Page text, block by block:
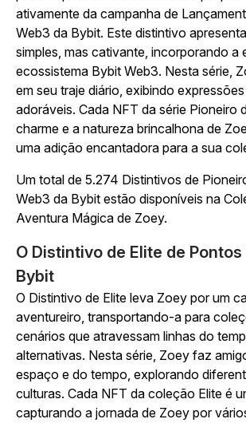
ativamente da campanha de
Web3 da Bybit. Este distintivo
simples, mas cativante, incorporando a
ecossistema Bybit Web3. Nesta série,
em seu traje diário, exibindo
adoráveis. Cada NFT da série Pioneiro
charme e a natureza brincalhona de
uma adição encantadora para a sua
Um total de 5.274 Distintivos de
Web3 da Bybit estão disponíveis na
Aventura Mágica de Zoey.
O Distintivo de Elite de Pontos
Bybit
O Distintivo de Elite leva Zoey por um
aventureiro, transportando-a para
cenários que atravessam linhas do
alternativas. Nesta série, Zoey faz
espaço e do tempo, explorando
culturas. Cada NFT da coleção Elite é
capturando a jornada de Zoey por